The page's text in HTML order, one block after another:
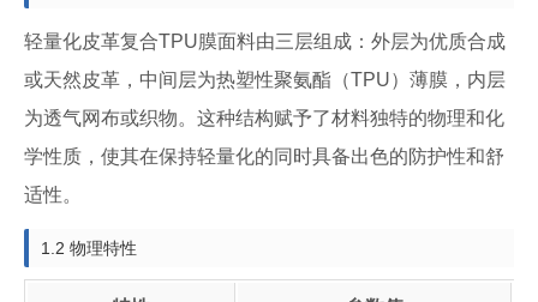
轻量化皮革复合TPU膜面料由三层组成：外层为优质合成
或天然皮革，中间层为热塑性聚氨酯（TPU）薄膜，内层
为透气网布或织物。这种结构赋予了材料独特的物理和化
学性质，使其在保持轻量化的同时具备出色的防护性和舒
适性。
1.2 物理特性